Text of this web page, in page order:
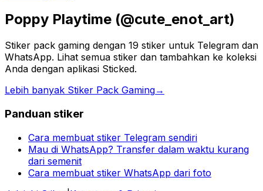
Poppy Playtime (@cute_enot_art)
Stiker pack gaming dengan 19 stiker untuk Telegram dan
WhatsApp. Lihat semua stiker dan tambahkan ke koleksi
Anda dengan aplikasi Sticked.
Lebih banyak Stiker Pack Gaming→
Panduan stiker
Cara membuat stiker Telegram sendiri
Mau di WhatsApp? Transfer dalam waktu kurang
dari semenit
Cara membuat stiker WhatsApp dari foto